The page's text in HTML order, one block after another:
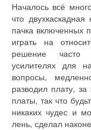
Началось всё
что
пачка включенных
играть на
решение часто
усилителях для
вопросы,
разводил плату,
платы, так что
никаких чудес и
лень, сделал